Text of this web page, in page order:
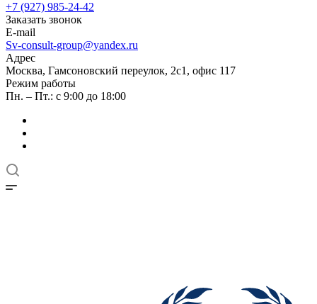
+7 (927) 985-24-42
Заказать звонок
E-mail
Sv-consult-group@yandex.ru
Адрес
Москва, Гамсоновский переулок, 2с1, офис 117
Режим работы
Пн. – Пт.: с 9:00 до 18:00